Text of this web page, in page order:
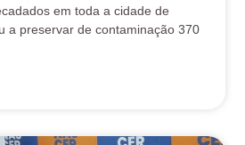
em toda a cidade de
a preservar de contaminação 370